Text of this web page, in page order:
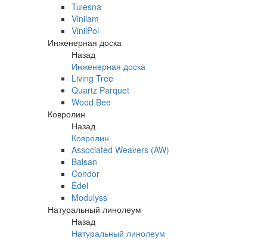
Tulesna
Vinilam
VinilPol
Инженерная доска
Назад
Инженерная доска
Living Tree
Quartz Parquet
Wood Bee
Ковролин
Назад
Ковролин
Associated Weavers (AW)
Balsan
Condor
Edel
Modulyss
Натуральный линолеум
Назад
Натуральный линолеум